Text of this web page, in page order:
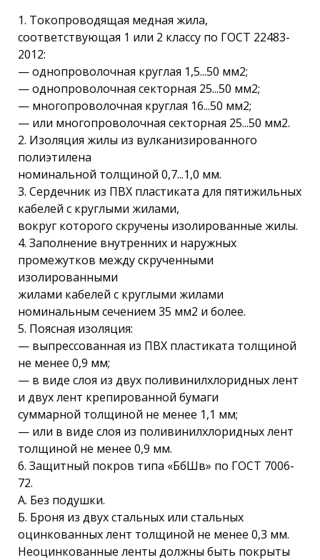
1. Токопроводящая медная жила,
соответствующая 1 или 2 классу по ГОСТ 22483-
2012:
— однопроволочная круглая 1,5...50 мм2;
— однопроволочная секторная 25...50 мм2;
— многопроволочная круглая 16...50 мм2;
— или многопроволочная секторная 25...50 мм2.
2. Изоляция жилы из вулканизированного
полиэтилена
номинальной толщиной 0,7...1,0 мм.
3. Сердечник из ПВХ пластиката для пятижильных
кабелей с круглыми жилами,
вокруг которого скручены изолированные жилы.
4. Заполнение внутренних и наружных
промежутков между скрученными
изолированными
жилами кабелей с круглыми жилами
номинальным сечением 35 мм2 и более.
5. Поясная изоляция:
— выпрессованная из ПВХ пластиката толщиной
не менее 0,9 мм;
— в виде слоя из двух поливинилхлоридных лент
и двух лент крепированной бумаги
суммарной толщиной не менее 1,1 мм;
— или в виде слоя из поливинилхлоридных лент
толщиной не менее 0,9 мм.
6. Защитный покров типа «БбШв» по ГОСТ 7006-
72.
А. Без подушки.
Б. Броня из двух стальных или стальных
оцинкованных лент толщиной не менее 0,3 мм.
Неоцинкованные ленты должны быть покрыты